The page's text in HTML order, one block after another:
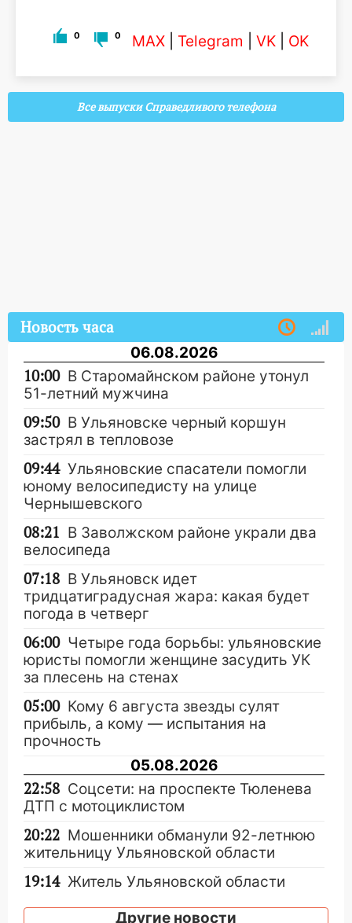
0 0 MAX Telegram VK OK
Все выпуски Справедливого телефона
Новость часа
06.08.2026
10:00 В Старомайнском районе утонул
51-летний мужчина
09:50 В Ульяновске черный коршун
застрял в тепловозе
09:44 Ульяновские спасатели помогли
юному велосипедисту на улице
Чернышевского
08:21 В Заволжском районе украли два
велосипеда
07:18 В Ульяновск идет
тридцатиградусная жара: какая будет
погода в четверг
06:00 Четыре года борьбы: ульяновские
юристы помогли женщине засудить УК
за плесень на стенах
05:00 Кому 6 августа звезды сулят
прибыль, а кому — испытания на
прочность
05.08.2026
22:58 Соцсети: на проспекте Тюленева
ДТП с мотоциклистом
20:22 Мошенники обманули 92-летнюю
жительницу Ульяновской области
19:14 Житель Ульяновской области
заработал уголовное дело
Другие новости